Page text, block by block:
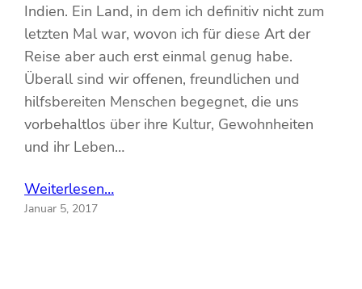
Indien. Ein Land, in dem ich definitiv nicht zum
letzten Mal war, wovon ich für diese Art der
Reise aber auch erst einmal genug habe.
Überall sind wir offenen, freundlichen und
hilfsbereiten Menschen begegnet, die uns
vorbehaltlos über ihre Kultur, Gewohnheiten
und ihr Leben…
Weiterlesen…
Januar 5, 2017